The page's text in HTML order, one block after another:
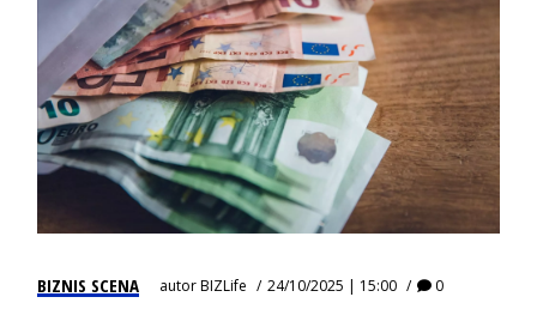
BIZNIS SCENA autorBIZLife 24/10/2025 | 15:00 0